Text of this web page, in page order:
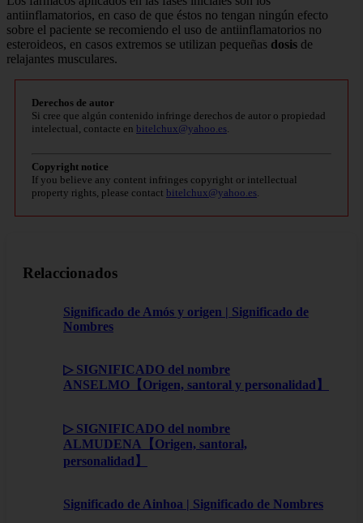
antiinflamatorios, en caso de que éstos no tengan ningún efecto
sobre el paciente se recomiendo el uso de antiinflamatorios no
esteroideos, en casos extremos se utilizan pequeñas dosis de
relajantes musculares.
Derechos de autor
Si cree que algún contenido infringe derechos de autor o propiedad
intelectual, contacte en bitelchux@yahoo.es
Copyright notice
If you believe any content infringes copyright or intellectual
property rights, please contact bitelchux@yahoo.es
Relaccionados
Significado de Amós y origen | Significado de
Nombres
▷ SIGNIFICADO del nombre
ANSELMO【Origen, santoral y personalidad】
▷ SIGNIFICADO del nombre
ALMUDENA【Origen, santoral,
personalidad】
Significado de Ainhoa | Significado de Nombres